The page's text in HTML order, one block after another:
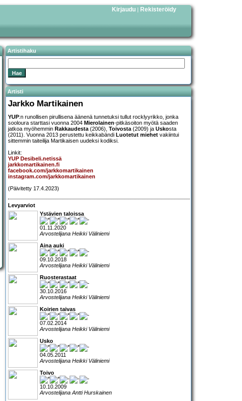
Kirjaudu | Rekisteröidy
Artistihaku
Artisti
Jarkko Martikainen
YUP:n runollisen pirullisena äänenä tunnetuksi tullut rocklyyrikko, jonka
sooloura starttasi vuonna 2004 Mierolainen-pitkäsoiton myötä saaden
jatkoa myöhemmin Rakkaudesta(2006), Toivosta(2009) ja Uskosta
(2011). Vuonna 2013 perustettu keikkabändi Luotetut miehet vakiintui
sittemmin taiteilija Martikaisen uudeksi kodiksi.
Linkit:
YUP Desibeli.netissä
jarkkomartikainen.fi
facebook.com/jarkkomartikainen
instagram.com/jarkkomartikainen
(Päivitetty 17.4.2023)
Levyarviot
Ystävien taloissa
01.11.2020
Arvostelijana Heikki Väliniemi
Aina auki
09.10.2018
Arvostelijana Heikki Väliniemi
Ruosterastaat
30.10.2016
Arvostelijana Heikki Väliniemi
Koirien taivas
07.02.2014
Arvostelijana Heikki Väliniemi
Usko
04.05.2011
Arvostelijana Heikki Väliniemi
Toivo
10.10.2009
Arvostelijana Antti Hurskainen